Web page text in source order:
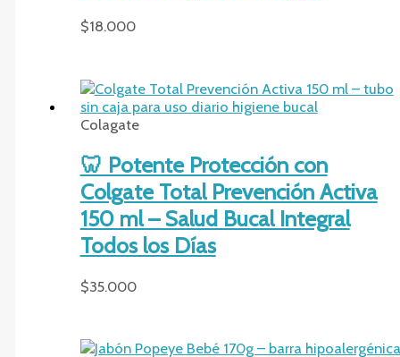
$18.000
Colagate
🦷 Potente Protección con
Colgate Total Prevención Activa
150 ml – Salud Bucal Integral
Todos los Días
$35.000